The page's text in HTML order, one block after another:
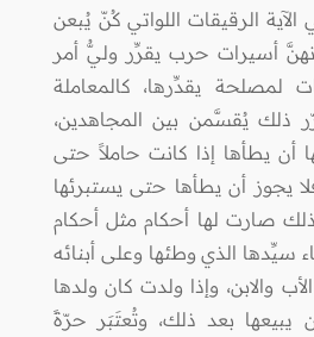
الرقيقات اللواتي كُنّ يُبعن
أسيرات حرب يقرِّر وليُّ أمر
لمصلحة يقدِّرها، كالمعاملة
ذلك يُقسَّمن بين المجاهدين،
أن يطأها إذا كانت حاملاً حتى
يجوز أن يطأها حتى يستبرئها
صارت لها أحكام مثل أحكام
سيِّدها الذي وطئها وعلى أبنائه
والابن، وإذا ولدت كان ولدها
يبيعها بعد ذلك، وتُعتَبَر حرّةً